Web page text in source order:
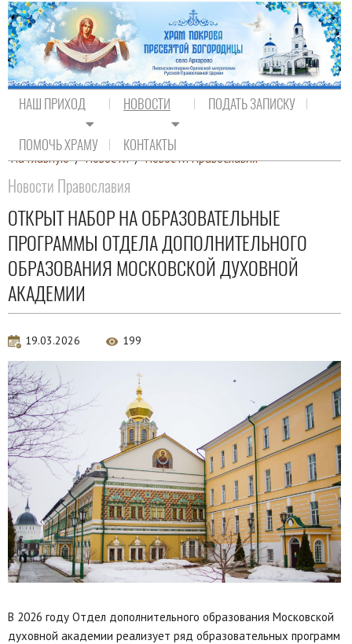
НАШ ПРИХОД НОВОСТИ ПОДАТЬ ЗАПИСКУ
ПОМОЧЬ ХРАМУ КОНТАКТЫ
На главную / Новости / Новости Православия
Новости Православия
ОТКРЫТ НАБОР НА ОБРАЗОВАТЕЛЬНЫЕ
ПРОГРАММЫ ОТДЕЛА ДОПОЛНИТЕЛЬНОГО
ОБРАЗОВАНИЯ МОСКОВСКОЙ ДУХОВНОЙ
АКАДЕМИИ
19.03.2026 199
В 2026 году Отдел дополнительного образования Московской
духовной академии реализует ряд образовательных программ